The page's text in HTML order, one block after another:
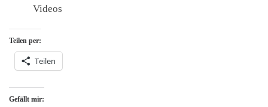
Videos
Teilen per:
Teilen
Gefällt mir: